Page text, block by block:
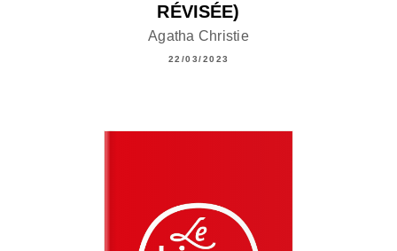
RÉVISÉE)
Agatha Christie
22/03/2023